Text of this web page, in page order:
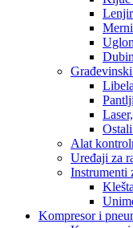
Libela
Alat
Uređaji za
Instrumenti
Kompresor i